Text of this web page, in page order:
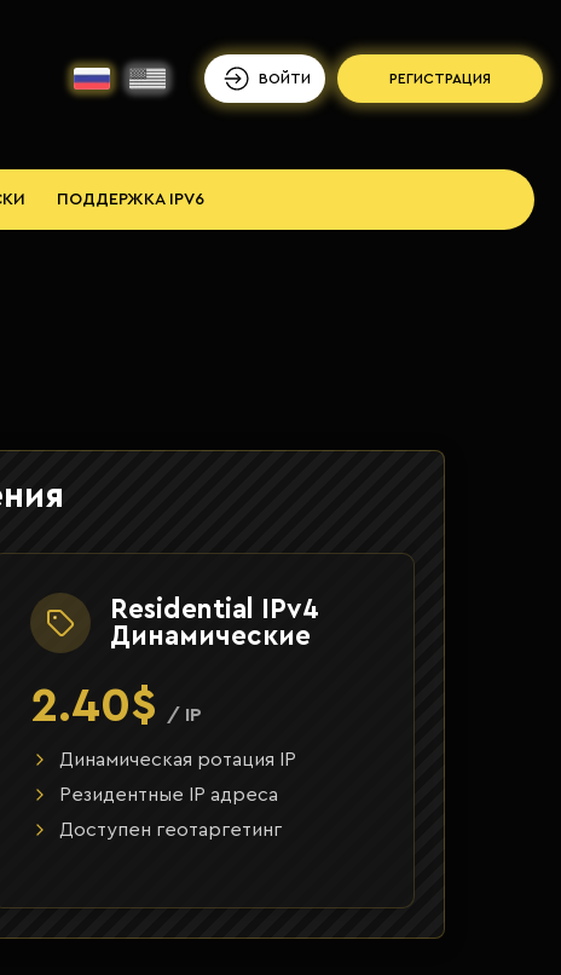
ВОЙТИ РЕГИСТРАЦИЯ
ПОДДЕРЖКА IPV6
Residential IPv4
Динамические
2.40$ / IP
Динамическая ротация IP
Резидентные IP адреса
Доступен геотаргетинг